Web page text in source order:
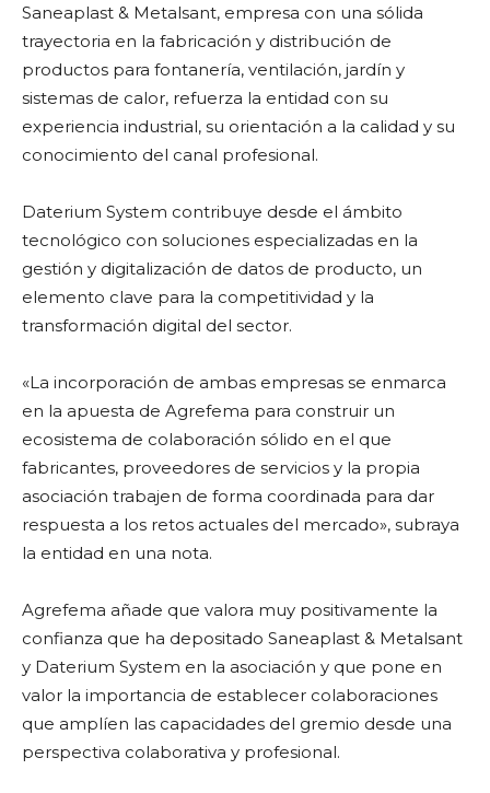
Saneaplast & Metalsant, empresa con una sólida
trayectoria en la fabricación y distribución de
productos para fontanería, ventilación, jardín y
sistemas de calor, refuerza la entidad con su
experiencia industrial, su orientación a la calidad y su
conocimiento del canal profesional.
Daterium System contribuye desde el ámbito
tecnológico con soluciones especializadas en la
gestión y digitalización de datos de producto, un
elemento clave para la competitividad y la
transformación digital del sector.
«La incorporación de ambas empresas se enmarca
en la apuesta de Agrefema para construir un
ecosistema de colaboración sólido en el que
fabricantes, proveedores de servicios y la propia
asociación trabajen de forma coordinada para dar
respuesta a los retos actuales del mercado», subraya
la entidad en una nota.
Agrefema añade que valora muy positivamente la
confianza que ha depositado Saneaplast & Metalsant
y Daterium System en la asociación y que pone en
valor la importancia de establecer colaboraciones
que amplíen las capacidades del gremio desde una
perspectiva colaborativa y profesional.